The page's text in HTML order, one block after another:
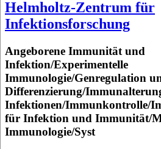
Helmholtz-Zentrum für
Infektionsforschung
Angeborene Immunität und
Infektion/Experimentelle
Immunologie/Genregulation
Differenzierung/
Infektionen/Immunkontrolle/
für Infektion und Immunität/
Immunologie/Syst